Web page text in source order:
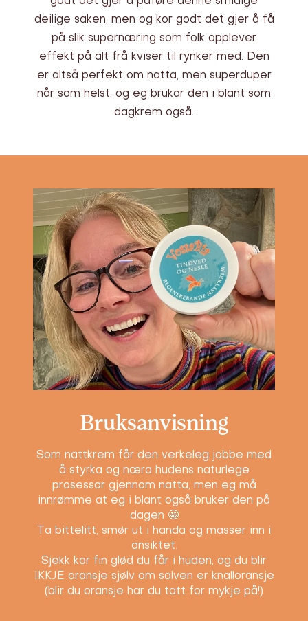
deilige saken, men og kor godt det gjer å få
på slik supernæring som folk opplever
effekt på alt frå kviser til rynker med. Den
er altså perfekt om natta, men superduper
når som helst, og eg brukar den i blant som
dagkrem også.
Bruksanvisning
Som nattkrem får den verkeleg jobbe med
å styrka og næra hudens naturlege
prosessar gjennom natta, men eg må
innrømme at eg i blant også bruker den på
dagen 🤩
Ta bittelitt, smør ut i handa og masser inn i
ansiktet.
Sjekk kor fin glød du får i huden, og du blir
IKKJE oransje sjølv om salven er knalloransje
(blir du oransje har du tatt for mykje på!)